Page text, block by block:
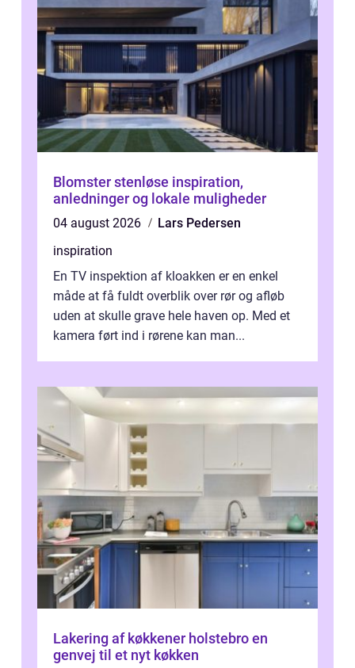
Blomster stenløse inspiration,
anledninger og lokale muligheder
04 august 2026
Lars Pedersen
inspiration
En TV inspektion af kloakken er en enkel
måde at få fuldt overblik over rør og afløb
uden at skulle grave hele haven op. Med et
kamera ført ind i rørene kan man...
Lakering af køkkener holstebro en
genvej til et nyt køkken